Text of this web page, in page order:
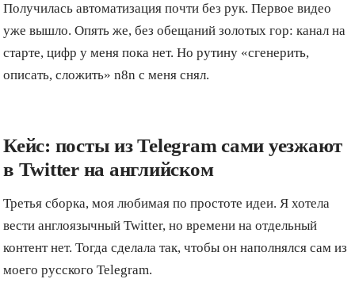
Получилась автоматизация почти без рук. Первое видео
уже вышло. Опять же, без обещаний золотых гор: канал на
старте, цифр у меня пока нет. Но рутину «сгенерить,
описать, сложить» n8n с меня снял.
Кейс: посты из Telegram сами уезжают
в Twitter на английском
Третья сборка, моя любимая по простоте идеи. Я хотела
вести англоязычный Twitter, но времени на отдельный
контент нет. Тогда сделала так, чтобы он наполнялся сам из
моего русского Telegram.